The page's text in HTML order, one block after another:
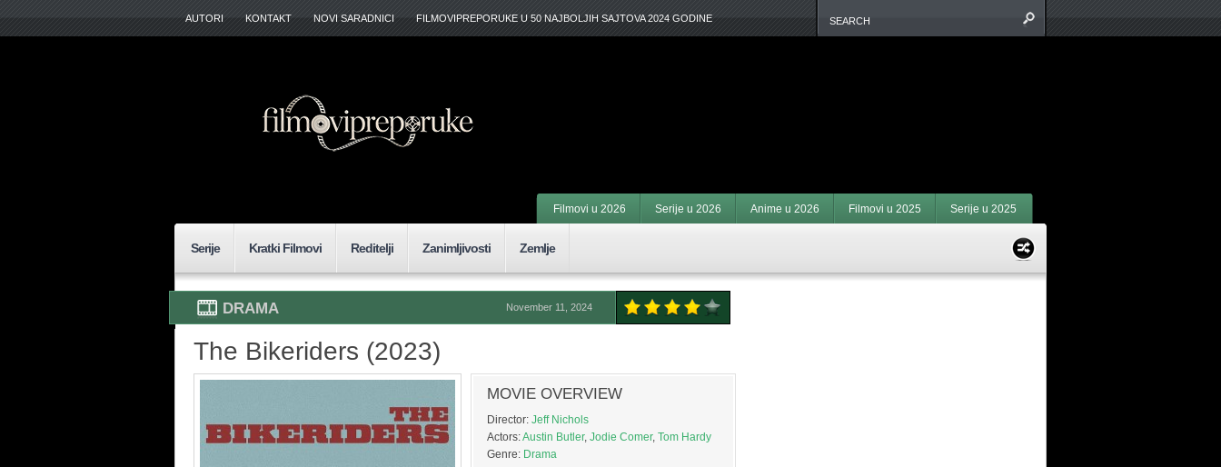
AUTORI KONTAKT NOVI SARADNICI FILMOVIPREPORUKE U 50 NAJBOLJIH SAJTOVA 2024 GODINE
Filmovi u 2026 Serije u 2026 Anime u 2026 Filmovi u 2025 Serije u 2025
Serije Kratki Filmovi Reditelji Zanimljivosti Zemlje
DRAMA November 11, 2024
The Bikeriders (2023)
MOVIE OVERVIEW
Director: Jeff Nichols
Actors:Austin Butler, Jodie Comer, Tom Hardy
Genre: Drama